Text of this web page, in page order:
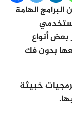
الهامة
أنواع
بدون فك
خبيثة